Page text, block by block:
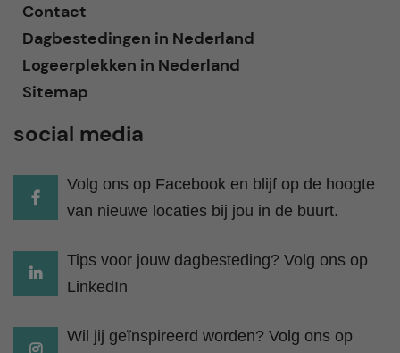
Contact
Dagbestedingen in Nederland
Logeerplekken in Nederland
Sitemap
social media
Volg ons op Facebook en blijf op de hoogte
van nieuwe locaties bij jou in de buurt.
Tips voor jouw dagbesteding? Volg ons op
LinkedIn
Wil jij geïnspireerd worden? Volg ons op